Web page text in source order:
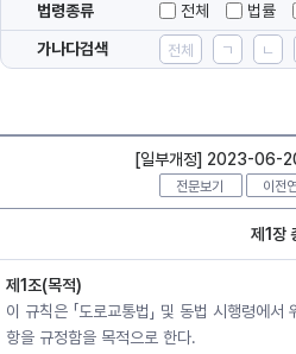
법령종류 전체 법률
가나다검색
전체 ㄱ ㄴ
[일부개정] 2023-06-
전문보기 이전
제1장
제1조(목적)
이 규칙은 「도로교통법」 및 동법 시행령에
항을 규정함을 목적으로 한다.